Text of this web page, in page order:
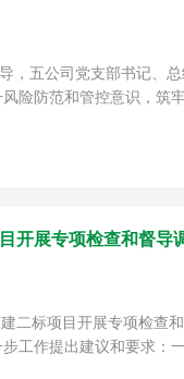
五公司党支部书记、
险防范和管控意识，筑
开展专项检查和督导
二标项目开展专项检
作提出建议和要求：